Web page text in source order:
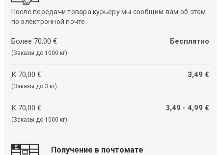
После передачи товара курьеру мы сообщим вам об этом
по электронной почте.
Более 70,00 €
(Заказы до 1000 кг)
Бесплатно
К 70,00 €
(Заказы до 3 кг)
3,49 €
К 70,00 €
(Заказы до 1000 кг)
3,49 - 4,99 €
Получение в почтомате